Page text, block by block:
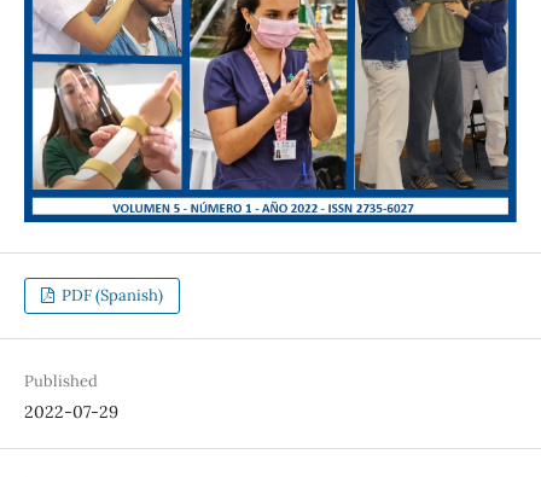
PDF (Spanish)
Published
2022-07-29